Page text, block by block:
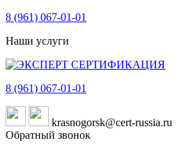
8 (961) 067-01-01
Наши услуги
8 (961) 067-01-01
krasnogorsk@cert-russia.ru
Обратный звонок